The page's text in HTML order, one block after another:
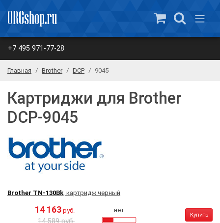
+7 495 971-77-28
Главная Brother DCP 9045
Картриджи для Brother
DCP-9045
Brother TN-130Bk, картридж черный
14 163 руб.
14 589 руб.
нет
Купить